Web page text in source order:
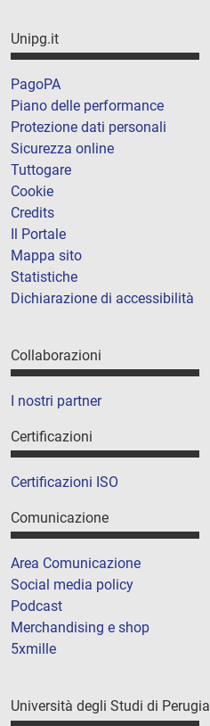
Unipg.it
PagoPA
Piano delle performance
Protezione dati personali
Sicurezza online
Tuttogare
Cookie
Credits
Il Portale
Mappa sito
Statistiche
Dichiarazione di accessibilità
Collaborazioni
I nostri partner
Certificazioni
Certificazioni ISO
Comunicazione
Area Comunicazione
Social media policy
Podcast
Merchandising e shop
5xmille
Università degli Studi di Perugia